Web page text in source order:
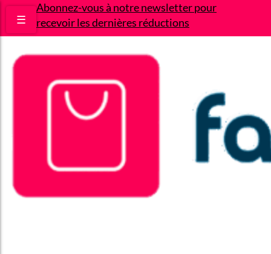
Abonnez-vous à notre newsletter pour
recevoir les dernières réductions
☰